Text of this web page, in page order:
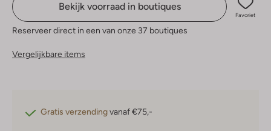
Bekijk voorraad in boutiques
Favoriet
Reserveer direct in een van onze 37 boutiques
Vergelijkbare items
Gratis verzendingvanaf €75,-